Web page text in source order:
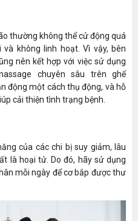
thường không thể cử động quá
không linh hoạt. Vì vậy, bên
nên kết hợp với việc sử dụng
chuyên sâu trên ghế
động một cách thụ động, và hỗ
cải thiện tình trạng bệnh.
của các chi bị suy giảm, lâu
là hoại tử. Do đó, hãy sử dụng
mỗi ngày để cơ bắp được thư